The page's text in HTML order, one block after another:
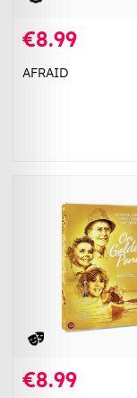
€8.99
AFRAID
€8.99